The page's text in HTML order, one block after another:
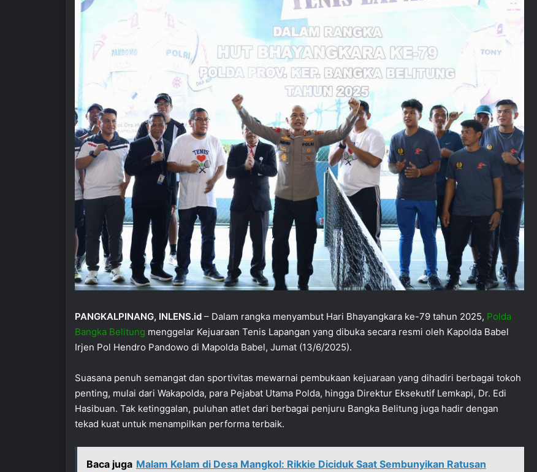
PANGKALPINANG, INLENS.id – Dalam rangka menyambut Hari Bhayangkara ke-79 tahun 2025, Polda
Bangka Belitung menggelar Kejuaraan Tenis Lapangan yang dibuka secara resmi oleh Kapolda Babel
Irjen Pol Hendro Pandowo di Mapolda Babel, Jumat (13/6/2025).
Suasana penuh semangat dan sportivitas mewarnai pembukaan kejuaraan yang dihadiri berbagai tokoh
penting, mulai dari Wakapolda, para Pejabat Utama Polda, hingga Direktur Eksekutif Lemkapi, Dr. Edi
Hasibuan. Tak ketinggalan, puluhan atlet dari berbagai penjuru Bangka Belitung juga hadir dengan
tekad kuat untuk menampilkan performa terbaik.
Baca juga Malam Kelam di Desa Mangkol: Rikkie Diciduk Saat Sembunyikan Ratusan